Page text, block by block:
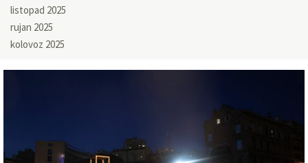
listopad 2025
rujan 2025
kolovoz 2025